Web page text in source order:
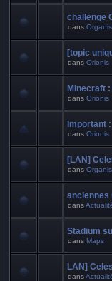
challenge
dans
[topic
dans Orionis
Minecraft
dans Orionis
Important
dans Orionis
[LAN]
dans
anciennes
dans
Stadium
dans Maps
LAN]
dans